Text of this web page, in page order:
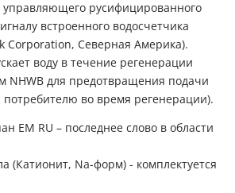
русифицированного
встроенного водосчетчика
Corporation, Северная Америка).
воду в течение регенерации
NHWB для предотвращения подачи
во время регенерации).
EM RU – последнее слово в области
(Катионит, Na-форм) - комплектуется